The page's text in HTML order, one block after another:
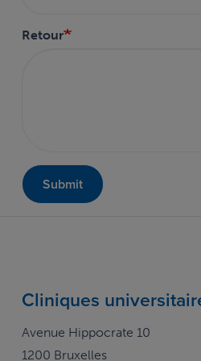
Retour
Submit
Cliniques
Avenue Hippocrate 10
1200 Bruxelles